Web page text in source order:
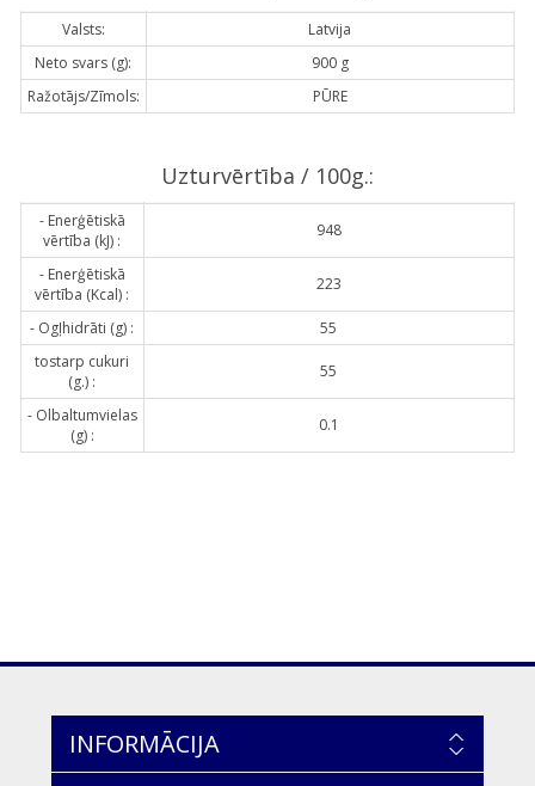
Valsts:
Latvija
Neto svars (g):
900 g
Ražotājs/Zīmols:
PŪRE
Uzturvērtība / 100g.:
- Enerģētiskā
vērtība (kJ) :
948
- Enerģētiskā
vērtība (Kcal) :
223
- Ogļhidrāti (g) :
55
tostarp cukuri
(g.) :
55
- Olbaltumvielas
(g) :
0.1
INFORMĀCIJA